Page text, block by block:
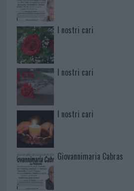
I nostri cari
I nostri cari
I nostri cari
Giovannimaria Cabras